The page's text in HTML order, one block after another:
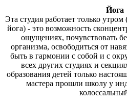
Йога
Эта студия работает только
йога) - это возможность
ощущениях, почувствовать
организма, освободиться от
быть в гармонии с собой и с
всех других студиях и
образования детей только
мастера прошли школу у